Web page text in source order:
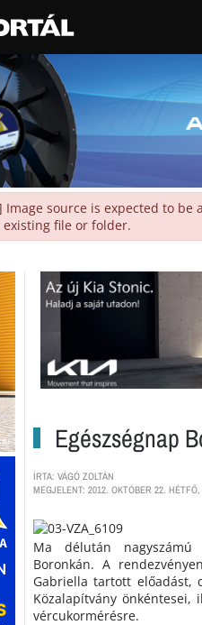
Image source is expected
file or folder.
Egészségnap
ÍRTA: VÁGÓ ZOLTÁN
MEGJELENT: 2012. OKTÓBER 22.
Ma délután nagyszámú
Boronkán. A
Gabriella tartott előadást,
Közalapítvány önkéntesei,
vércukormérésre.